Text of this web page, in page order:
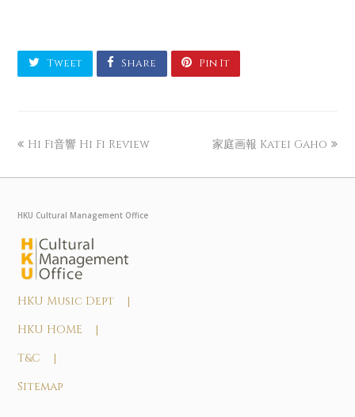
Tweet Share Pin It
Hi Fi音響 Hi Fi Review 家庭画報 Katei Gaho
HKU Cultural Management Office
HKU Music Dept |
HKU HOME |
T&C |
Sitemap